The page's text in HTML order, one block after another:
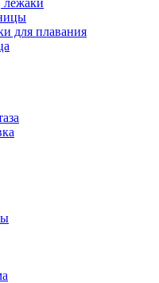
лежаки
для плавания